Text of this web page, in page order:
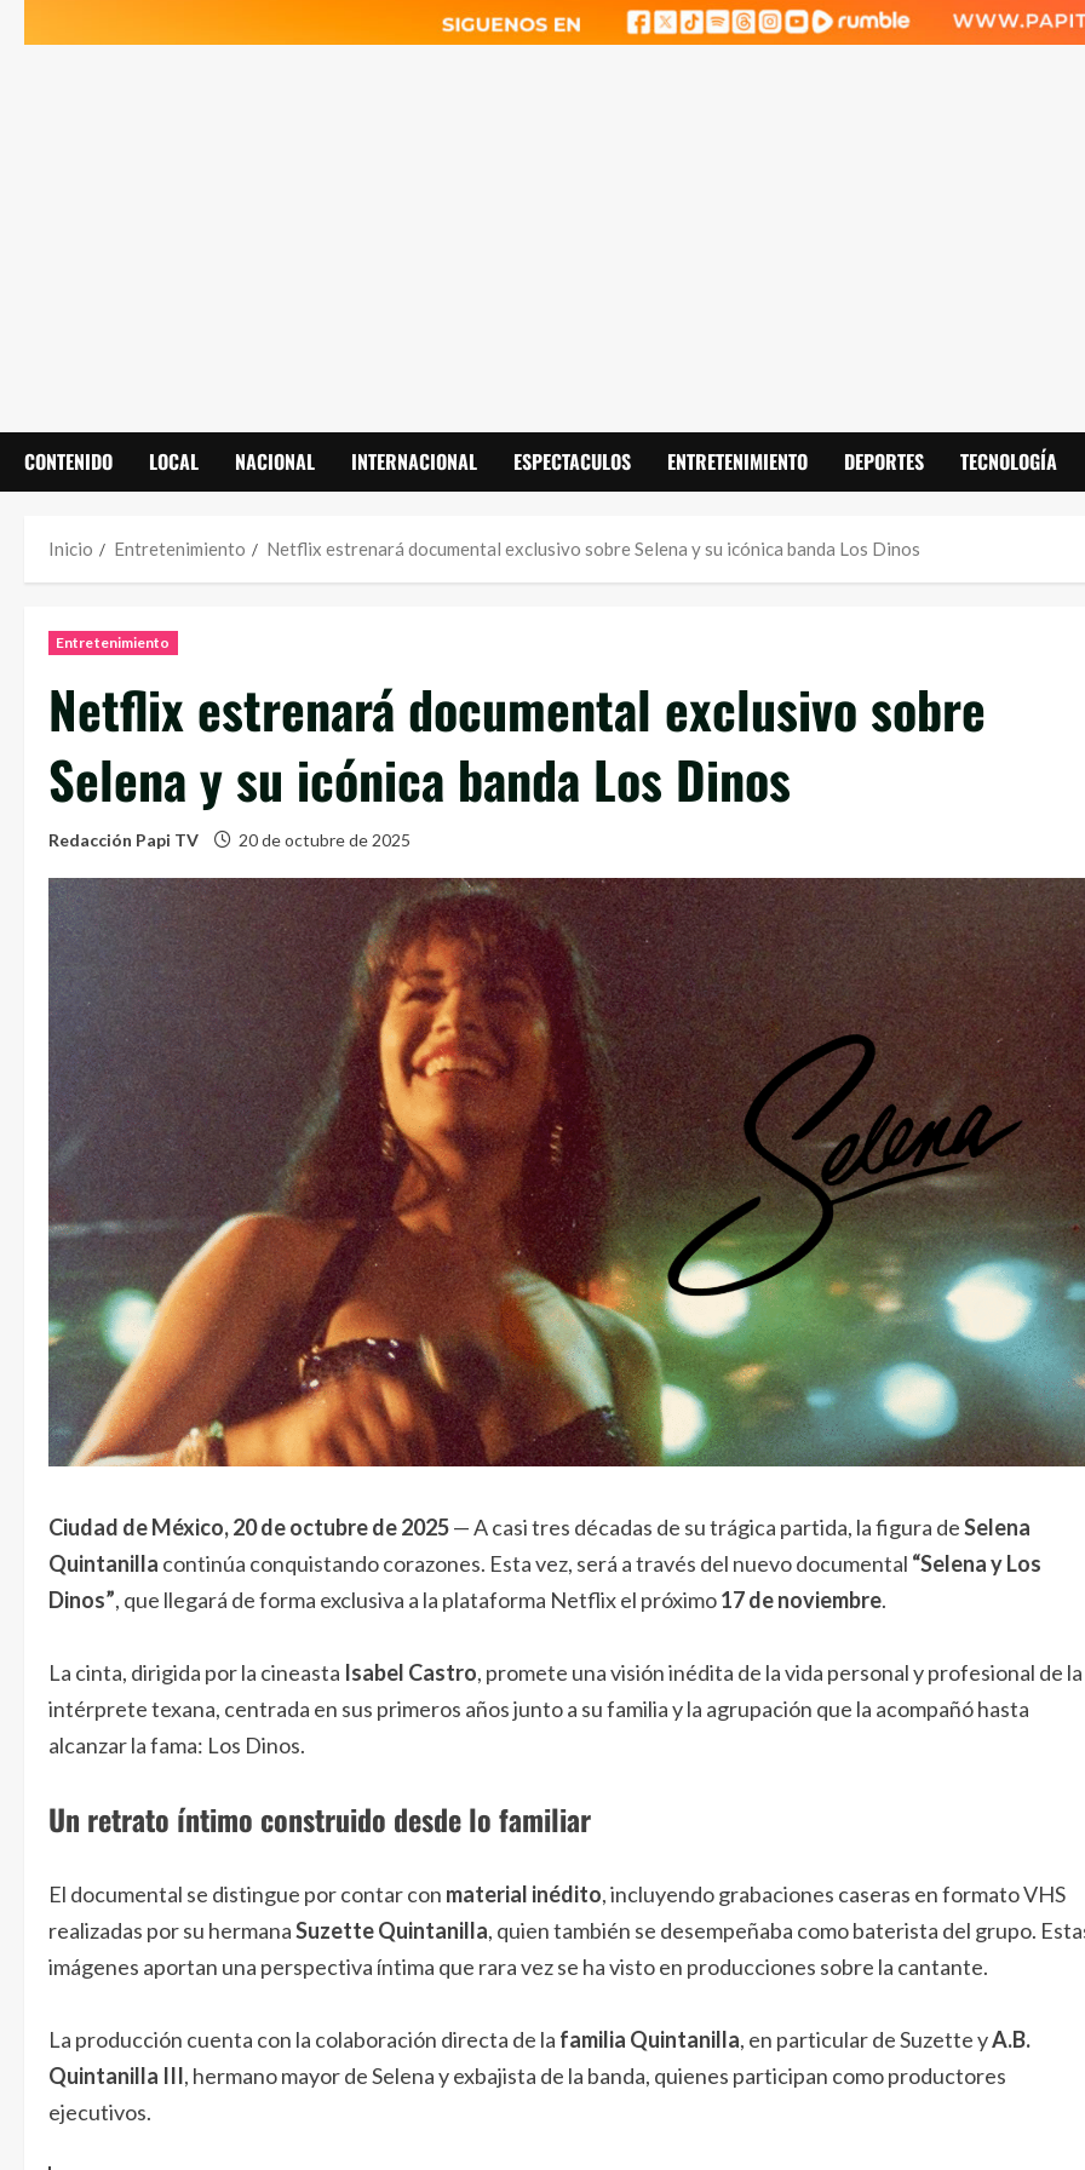
CONTENIDO LOCAL NACIONAL INTERNACIONAL ESPECTACULOS ENTRETENIMIENTO DEPORTES TECNOLOGÍA
Inicio Entretenimiento Netflix estrenará documental exclusivo sobre Selena y su icónica banda Los Dinos
Entretenimiento
Netflix estrenará documental exclusivo sobre
Selena y su icónica banda Los Dinos
Redacción Papi TV 20 de octubre de 2025
Ciudad de México, 20 de octubre de 2025— A casi tres décadas de su trágica partida, la figura deSelena
Quintanilla continúa conquistando corazones. Esta vez, será a través del nuevo documental “Selena y Los
Dinos”, que llegará de forma exclusiva a la plataforma Netflix el próximo17 de noviembre.
La cinta, dirigida por la cineasta Isabel Castro, promete una visión inédita de la vida personal y profesional de la
intérprete texana, centrada en sus primeros años junto a su familia y la agrupación que la acompañó hasta
alcanzar la fama: Los Dinos.
Un retrato íntimo construido desde lo familiar
El documental se distingue por contar con material inédito, incluyendo grabaciones caseras en formato VHS
realizadas por su hermanaSuzette Quintanilla, quien también se desempeñaba como baterista del grupo.
imágenes aportan una perspectiva íntima que rara vez se ha visto en producciones sobre la cantante.
La producción cuenta con la colaboración directa de la familia Quintanilla, en particular de Suzette yA.B.
Quintanilla III, hermano mayor de Selena y exbajista de la banda, quienes participan como productores
ejecutivos.